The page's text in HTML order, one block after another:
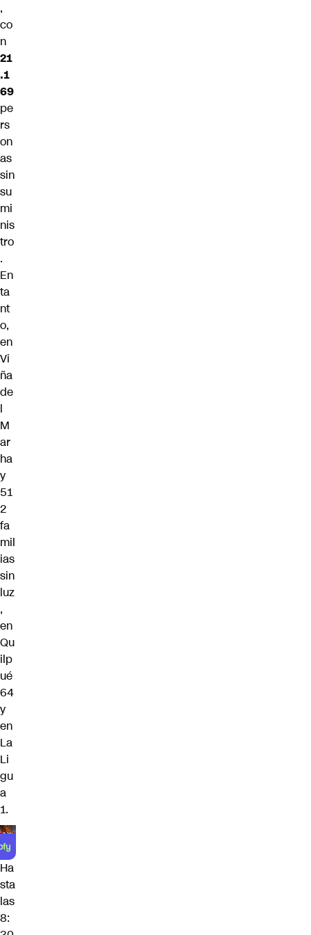
,
co
n
21
.1
69
pe
rs
on
as
sin
su
mi
nis
tro
.
En
ta
nt
o,
en
Vi
ña
de
l
M
ar
ha
y
51
2
fa
mil
ias
sin
luz
,
en
Qu
ilp
ué
64
y
en
La
Li
gu
a
1.
Ha
sta
las
8: